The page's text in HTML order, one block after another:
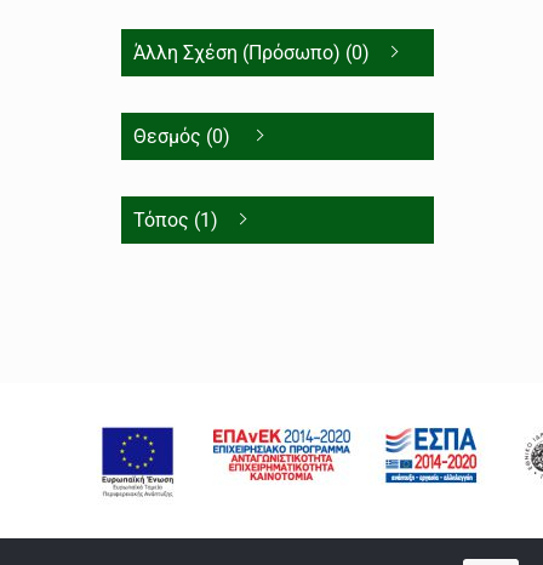
Άλλη Σχέση (Πρόσωπο) (0)
Θεσμός (0)
Τόπος (1)